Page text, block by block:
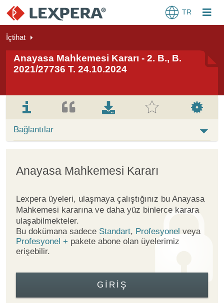
TR
İçtihat
Anayasa Mahkemesi Kararı - 2. B., B.
2021/27736 T. 24.10.2024
Bağlantılar
Anayasa Mahkemesi Kararı
Lexpera üyeleri, ulaşmaya çalıştığınız bu Anayasa
Mahkemesi kararına ve daha yüz binlerce karara
ulaşabilmekteler.
Bu dokümana sadece Standart, Profesyonel veya
Profesyonel + pakete abone olan üyelerimiz
erişebilir.
GIRIŞ